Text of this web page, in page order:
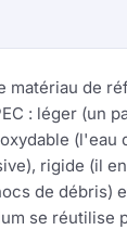
matériau de
: léger (un
(l'eau
rigide (il
de débris)
se réutilise